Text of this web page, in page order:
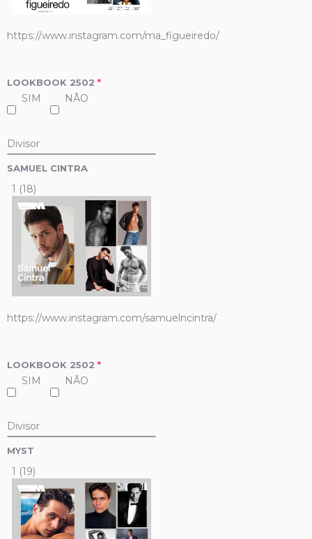
https://www.instagram.com/ma_figueiredo/
LOOKBOOK 2502 *
SIM NÃO
Divisor
SAMUEL CINTRA
1 (18)
https://www.instagram.com/samuelncintra/
LOOKBOOK 2502 *
SIM NÃO
Divisor
MYST
1 (19)